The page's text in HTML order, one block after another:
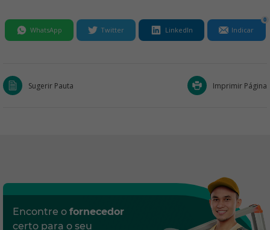
WhatsApp Twitter LinkedIn Indicar
0
Sugerir Pauta Imprimir Página
Encontre o fornecedor
certo para o seu